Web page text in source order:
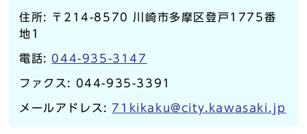
住所: 〒214-8570 川崎市多摩区登戸1775番
地1
電話: 044-935-3147
ファクス: 044-935-3391
メールアドレス:71kikaku@city.kawasaki.jp